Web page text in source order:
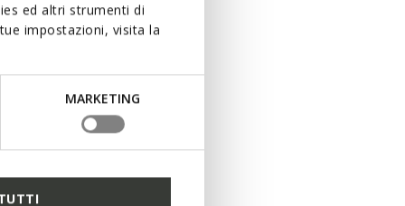
ed altri strumenti di
impostazioni, visita la
MARKETING